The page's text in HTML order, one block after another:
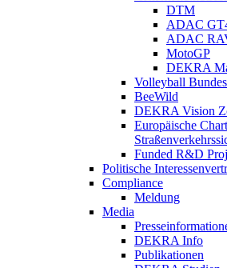
DTM
ADAC
ADAC
MotoGP
DEKRA
Volleyball
BeeWild
DEKRA Vision
Europäische
Funded R&D
Politische
Compliance
Meldung
Media
DEKRA Info
Publikationen